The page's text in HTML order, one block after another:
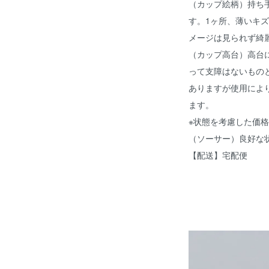
（カップ絵柄）持
す。1ヶ所、薄いキ
メージは見られず
（カップ高台）高
って支障はないもの
ありますが使用によ
ます。
※状態を考慮した価
（ソーサー）良好
【配送】宅配便